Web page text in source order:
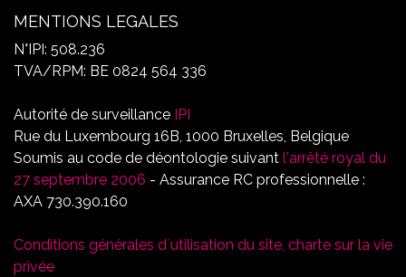
MENTIONS LEGALES
N°IPI: 508.236
TVA/RPM: BE 0824 564 336
Autorité de surveillance IPI
Rue du Luxembourg 16B, 1000 Bruxelles, Belgique
Soumis au code de déontologie suivant l'arrêté royal du
27 septembre 2006 - Assurance RC professionnelle :
AXA 730.390.160
Conditions générales d´utilisation du site, charte sur la vie
privée